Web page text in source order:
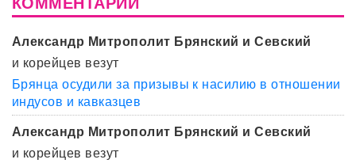
Александр Митрополит Брянский и Севский
и корейцев везут
Брянца осудили за призывы к насилию в отношении
индусов и кавказцев
Александр Митрополит Брянский и Севский
и корейцев везут